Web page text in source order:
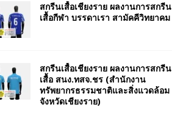
สกรีนเสื้อเชียงราย ผลงานการสกรีน
เสื้อกีฬา บรรดาเรา สามัคคีวิทยาคม
สกรีนเสื้อเชียงราย ผลงานการสกรีน
เสื้อ สนง.ทสจ.ชร (สำนักงาน
ทรัพยากรธรรมชาติและสิ่งแวดล้อม
จังหวัดเชียงราย)